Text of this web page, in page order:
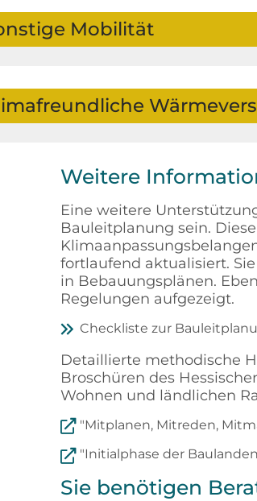
Mobilität
Weitere
Eine weitere
Bauleitplanung sein.
fortlaufend aktualisiert.
in Bebauungsplänen.
Regelungen aufgezeigt.
Checkliste zur
Detaillierte methodische
Broschüren des
Wohnen und ländlichen
"Mitplanen, Mitreden,
"Initialphase der
Sie benötigen